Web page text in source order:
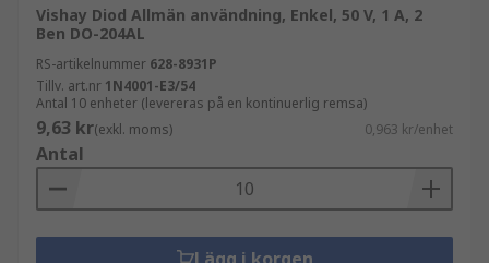
Vishay Diod Allmän användning, Enkel, 50 V, 1 A, 2
Ben DO-204AL
RS-artikelnummer 628-8931P
Tillv. art.nr 1N4001-E3/54
Antal 10 enheter (levereras på en kontinuerlig remsa)
9,63 kr(exkl. moms) 0,963 kr/enhet
Antal